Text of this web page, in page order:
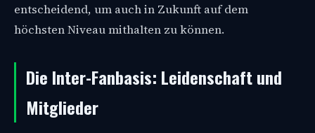
entscheidend, um auch in Zukunft auf dem
höchsten Niveau mithalten zu können.
Die Inter-Fanbasis: Leidenschaft und
Mitglieder